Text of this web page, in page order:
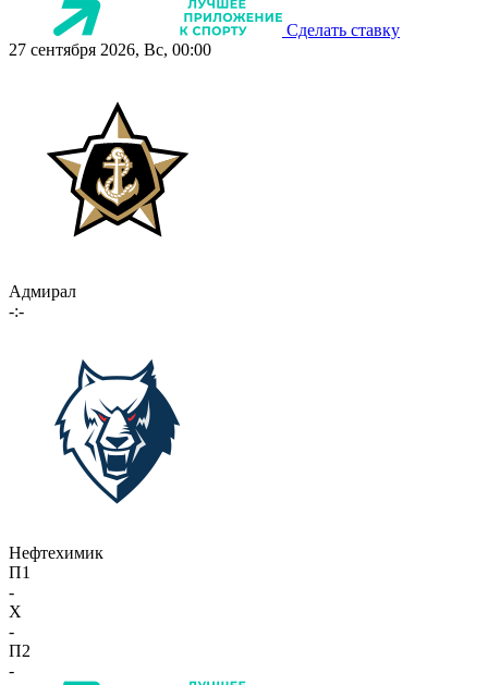
Сделать ставку
27 сентября 2026, Вс, 00:00
Адмирал
-:-
Нефтехимик
П1
-
X
-
П2
-